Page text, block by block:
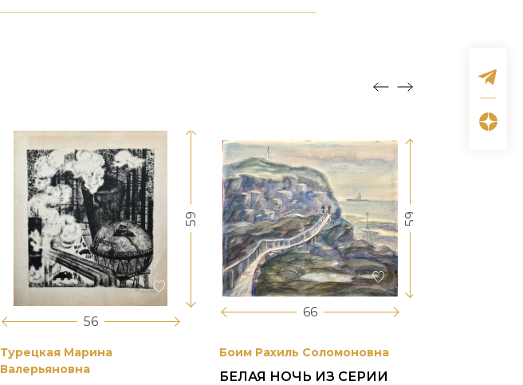
56
59
Турецкая Марина
Валерьяновна
66
59
Боим Рахиль Соломоновна
БЕЛАЯ НОЧЬ ИЗ СЕРИИ